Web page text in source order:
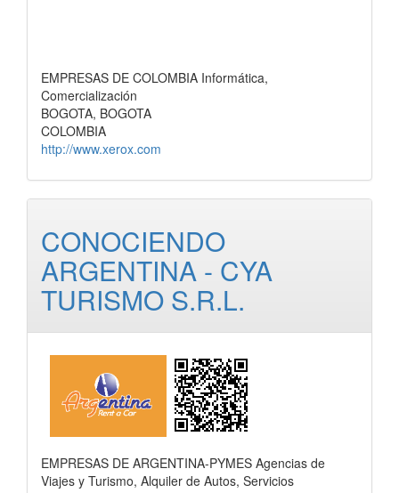
EMPRESAS DE COLOMBIA Informática,
Comercialización
BOGOTA, BOGOTA
COLOMBIA
http://www.xerox.com
CONOCIENDO
ARGENTINA - CYA
TURISMO S.R.L.
EMPRESAS DE ARGENTINA-PYMES Agencias de
Viajes y Turismo, Alquiler de Autos, Servicios